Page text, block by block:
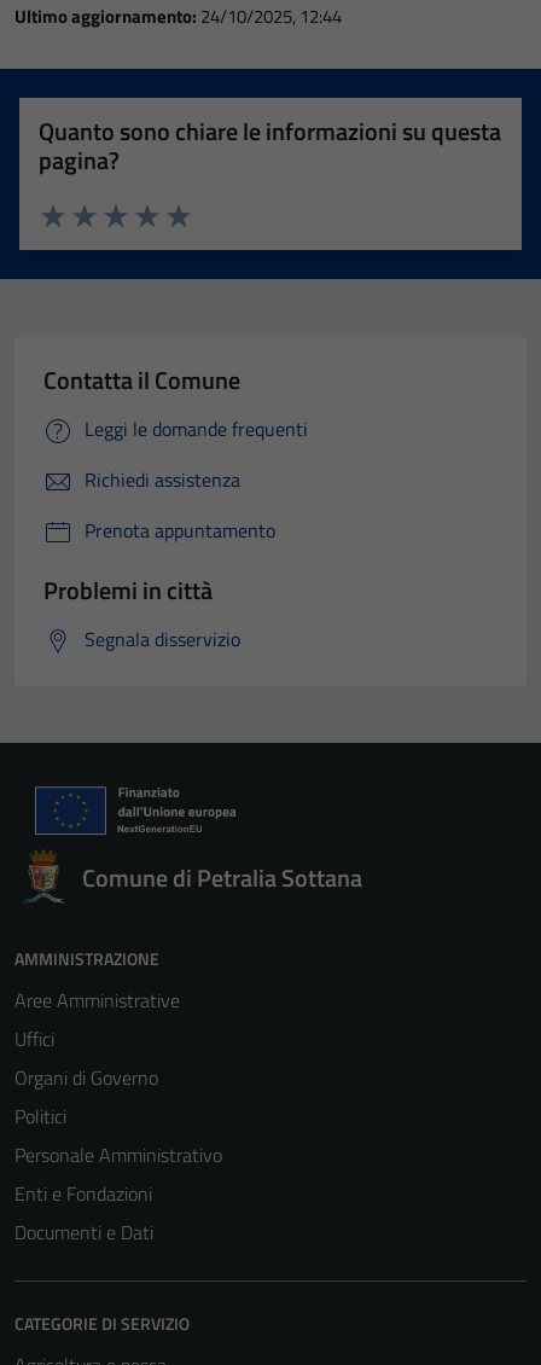
Ultimo aggiornamento: 24/10/2025, 12:44
Quanto sono chiare le informazioni su questa
pagina?
Valuta 5 stelle su 5
Valuta 4 stelle su 5
Valuta 3 stelle su 5
Valuta 2 stelle su 5
Valuta 1 stelle su 5
Contatta il Comune
Leggi le domande frequenti
Richiedi assistenza
Prenota appuntamento
Problemi in città
Segnala disservizio
Comune di Petralia Sottana
AMMINISTRAZIONE
Aree Amministrative
Uffici
Organi di Governo
Politici
Personale Amministrativo
Enti e Fondazioni
Documenti e Dati
CATEGORIE DI SERVIZIO